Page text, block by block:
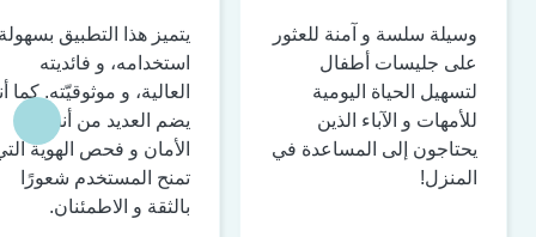
وسيلة سلسة و آمنة للعثور
على جليسات أطفال
لتسهيل الحياة اليومية
للأمهات و الآباء الذين
يحتاجون إلى المساعدة في
المنزل!
يتميز هذا التطبيق
استخدامه، و فائديته
العالية، و موثوقيّته. كما
يضم العديد من أنظمة
الأمان و فحص الهوية
تمنح المستخدم شعورًا
بالثقة و الاطمئنان.